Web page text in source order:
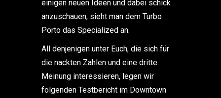
einigen neuen Ideen und dabei schick
anzuschauen, sieht man dem Turbo
Porto das Specialized an.
All denjenigen unter Euch, die sich für
die nackten Zahlen und eine dritte
Meinung interessieren, legen wir
folgenden Testbericht im Downtown